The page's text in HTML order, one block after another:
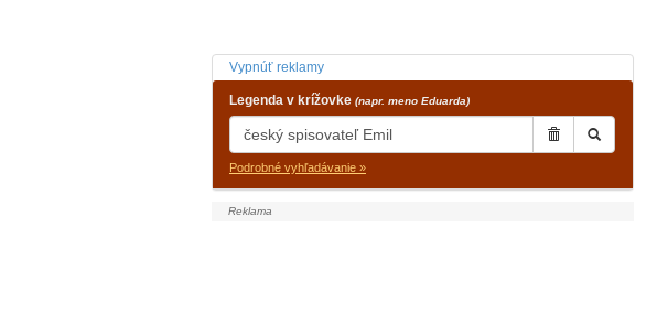
Vypnúť reklamy
Legenda v krížovke (napr. meno Eduarda)
Podrobné vyhľadávanie »